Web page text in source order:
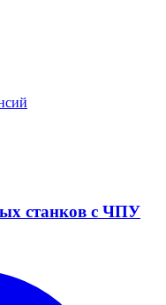
станков с ЧПУ